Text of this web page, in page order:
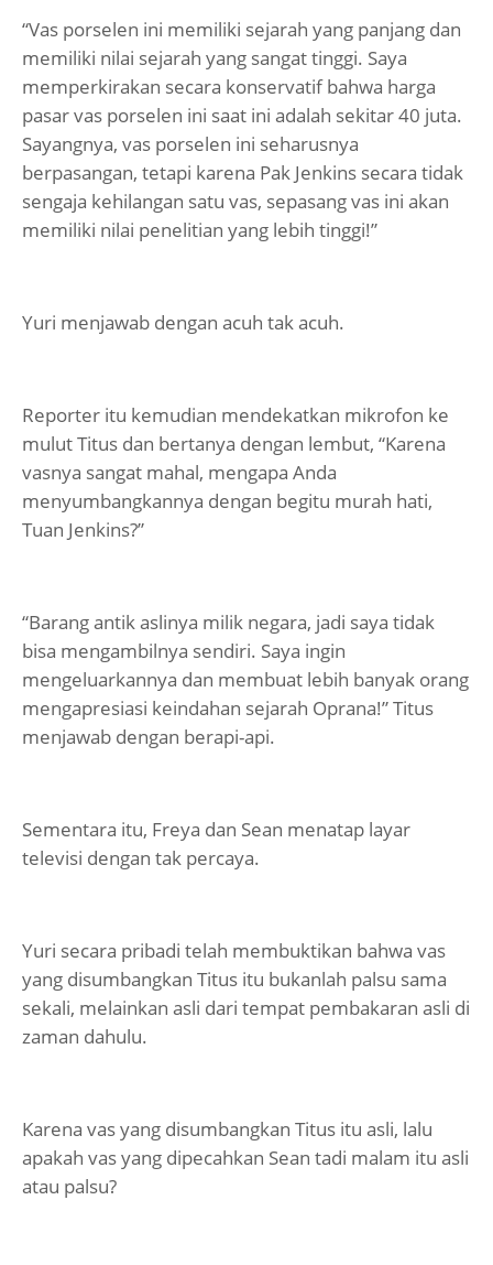
“Vas porselen ini memiliki sejarah yang panjang dan
memiliki nilai sejarah yang sangat tinggi. Saya
memperkirakan secara konservatif bahwa harga
pasar vas porselen ini saat ini adalah sekitar 40 juta.
Sayangnya, vas porselen ini seharusnya
berpasangan, tetapi karena Pak Jenkins secara tidak
sengaja kehilangan satu vas, sepasang vas ini akan
memiliki nilai penelitian yang lebih tinggi!”
Yuri menjawab dengan acuh tak acuh.
Reporter itu kemudian mendekatkan mikrofon ke
mulut Titus dan bertanya dengan lembut, “Karena
vasnya sangat mahal, mengapa Anda
menyumbangkannya dengan begitu murah hati,
Tuan Jenkins?”
“Barang antik aslinya milik negara, jadi saya tidak
bisa mengambilnya sendiri. Saya ingin
mengeluarkannya dan membuat lebih banyak orang
mengapresiasi keindahan sejarah Oprana!” Titus
menjawab dengan berapi-api.
Sementara itu, Freya dan Sean menatap layar
televisi dengan tak percaya.
Yuri secara pribadi telah membuktikan bahwa vas
yang disumbangkan Titus itu bukanlah palsu sama
sekali, melainkan asli dari tempat pembakaran asli di
zaman dahulu.
Karena vas yang disumbangkan Titus itu asli, lalu
apakah vas yang dipecahkan Sean tadi malam itu asli
atau palsu?